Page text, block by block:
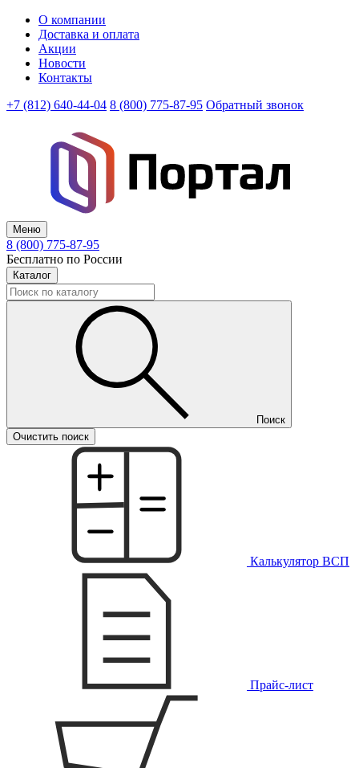
О компании
Доставка и оплата
Акции
Новости
Контакты
+7 (812) 640-44-04 8 (800) 775-87-95 Обратный звонок
Меню
8 (800) 775-87-95
Бесплатно по России
Каталог
Поиск
Очистить поиск
Калькулятор ВСП
Прайс-лист